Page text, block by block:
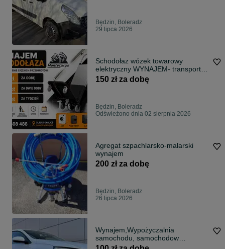
Będzin, Boleradz
29 lipca 2026
Schodołaz wózek towarowy
elektryczny WYNAJEM- transport
po schodach ciężkich rzeczy bez
150 zł za dobę
Będzin, Boleradz
Odświeżono dnia 02 sierpnia 2026
Agregat szpachlarsko-malarski
wynajem
200 zł za dobę
Będzin, Boleradz
26 lipca 2026
Wynajem,Wypożyczalnia
samochodu, samochodow
osobowych aut auta